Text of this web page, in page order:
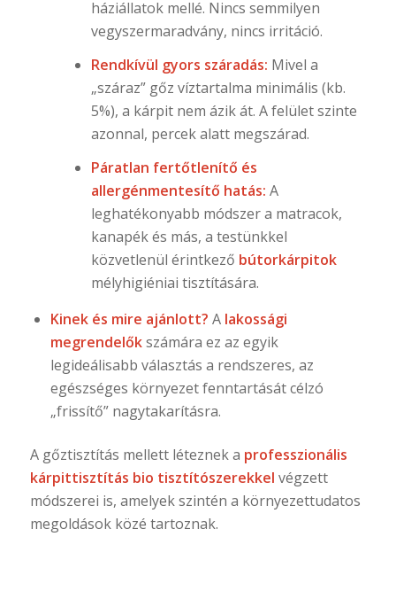
háziállatok mellé. Nincs semmilyen
vegyszermaradvány, nincs irritáció.
Rendkívül gyors száradás: Mivel a
„száraz” gőz víztartalma minimális (kb.
5%), a kárpit nem ázik át. A felület szinte
azonnal, percek alatt megszárad.
Páratlan fertőtlenítő és
allergénmentesítő hatás: A
leghatékonyabb módszer a matracok,
kanapék és más, a testünkkel
közvetlenül érintkező bútorkárpitok
mélyhigiéniai tisztítására.
Kinek és mire ajánlott? A lakossági
megrendelőkszámára ez az egyik
legideálisabb választás a rendszeres, az
egészséges környezet fenntartását célzó
„frissítő” nagytakarításra.
A gőztisztítás mellett léteznek a professzionális
kárpittisztítás bio tisztítószerekkel végzett
módszerei is, amelyek szintén a környezettudatos
megoldások közé tartoznak.